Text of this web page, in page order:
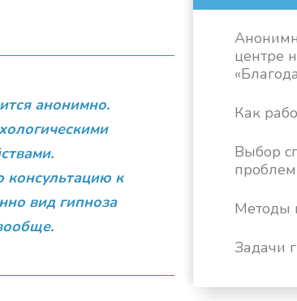
анонимно.
консультацию к
вид гипноза
центре
Как
Выбор
Методы
Задачи